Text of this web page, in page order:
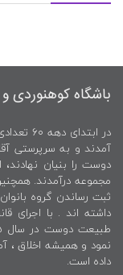
باشگاه
در
آمدند و به سرپرستی
ثبت رساندن گروه
داشته اند . با اجرای
نمود و همیشه اخلاق ،
داده است.